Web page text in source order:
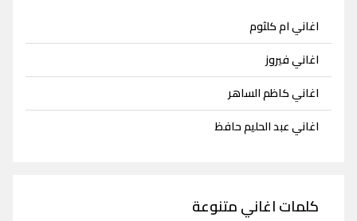
اغاني ام كلثوم
اغاني فيروز
اغاني كاظم الساهر
اغاني عبد الحليم حافظ
كلمات اغاني متنوعة